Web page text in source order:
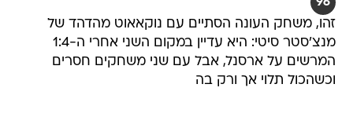
זהו, משחק העונה הסתיים עם נוקאאוט מהדהד של
מנצ'סטר סיטי: היא עדיין במקום השני אחרי ה-1:4
המרשים על ארסנל, אבל עם שני משחקים חסרים
וכשהכול תלוי אך ורק בה